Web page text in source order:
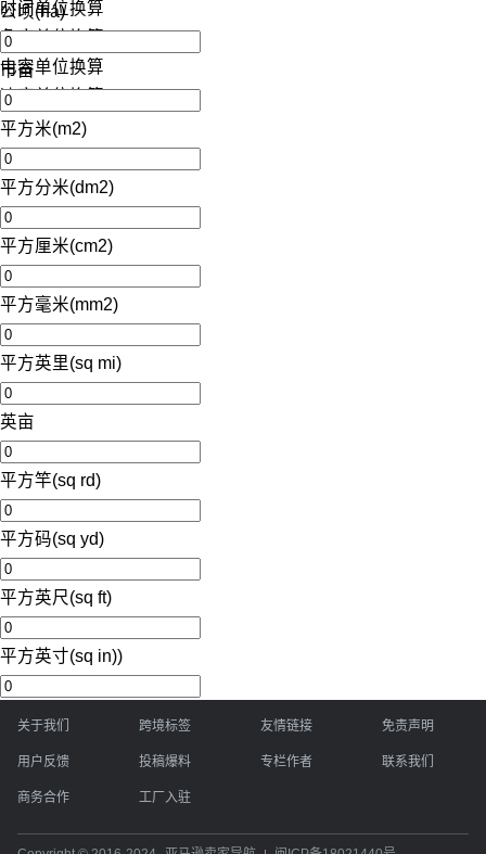
时间单位换算
角度单位换算
电容单位换算
速度单位换算
公顷(ha)
市亩
平方米(m2)
平方分米(dm2)
平方厘米(cm2)
平方毫米(mm2)
平方英里(sq mi)
英亩
平方竿(sq rd)
平方码(sq yd)
平方英尺(sq ft)
平方英寸(sq in))
关于我们 跨境标签 友情链接 免责声明
用户反馈 投稿爆料 专栏作者 联系我们
商务合作 工厂入驻